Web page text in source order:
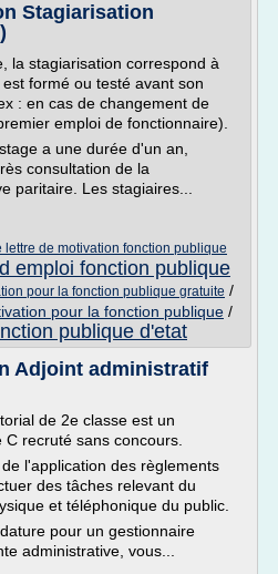
Stagiarisation
la stagiarisation correspond à
formé ou testé avant son
: en cas de changement de
emploi de fonctionnaire).
a une durée d'un an,
consultation de la
paritaire. Les stagiaires...
lettre de motivation fonction publique
emploi fonction publique
pour la fonction publique gratuite /
pour la fonction publique /
publique d'etat
Adjoint administratif
de 2e classe est un
recruté sans concours.
l'application des règlements
des tâches relevant du
et téléphonique du public.
pour un gestionnaire
administrative, vous...